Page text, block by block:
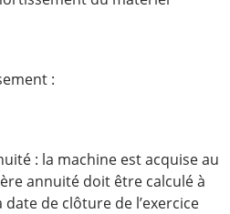
:
: la machine est acquise au
annuité doit être calculé à
de clôture de l’exercice